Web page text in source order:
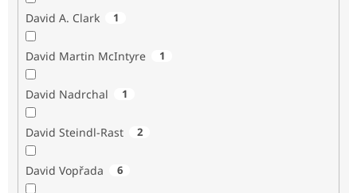
David A. Clark 1
David Martin McIntyre 1
David Nadrchal 1
David Steindl-Rast 2
David Vopřada 6